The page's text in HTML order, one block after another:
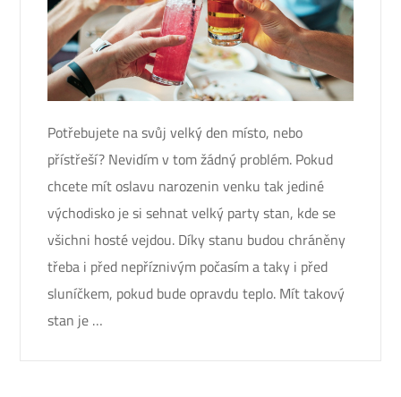
Potřebujete na svůj velký den místo, nebo
přístřeší? Nevidím v tom žádný problém. Pokud
chcete mít oslavu narozenin venku tak jediné
východisko je si sehnat velký party stan, kde se
všichni hosté vejdou. Díky stanu budou chráněny
třeba i před nepříznivým počasím a taky i před
sluníčkem, pokud bude opravdu teplo. Mít takový
stan je …